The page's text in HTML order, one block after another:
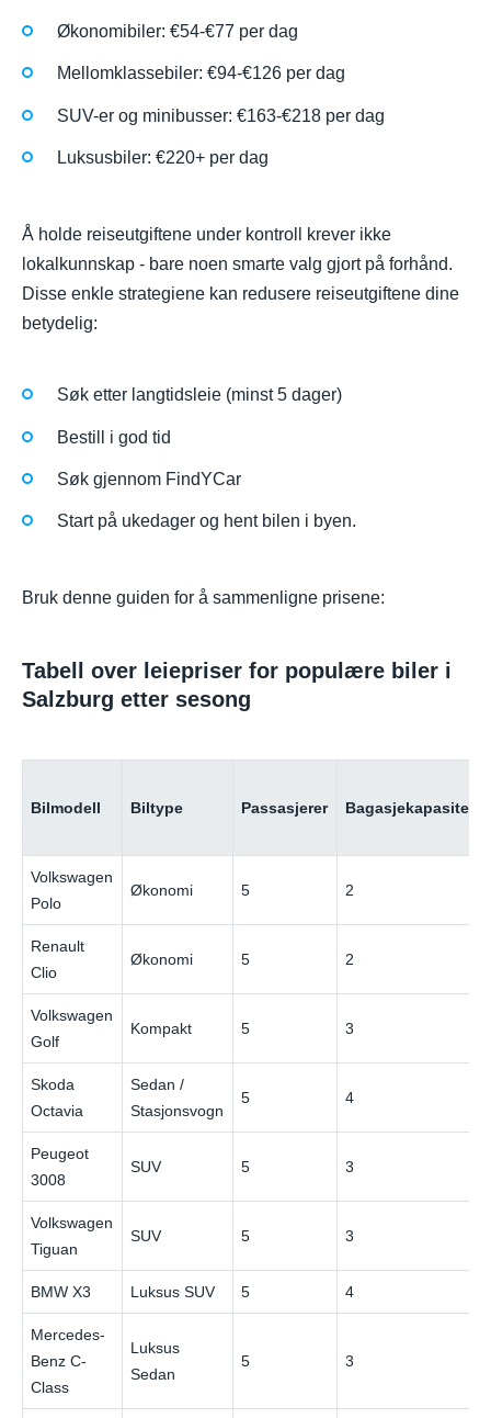
Økonomibiler: €54-€77 per dag
Mellomklassebiler: €94-€126 per dag
SUV-er og minibusser: €163-€218 per dag
Luksusbiler: €220+ per dag
Å holde reiseutgiftene under kontroll krever ikke
lokalkunnskap - bare noen smarte valg gjort på forhånd.
Disse enkle strategiene kan redusere reiseutgiftene dine
betydelig:
Søk etter langtidsleie (minst 5 dager)
Bestill i god tid
Søk gjennom FindYCar
Start på ukedager og hent bilen i byen.
Bruk denne guiden for å sammenligne prisene:
Tabell over leiepriser for populære biler i
Salzburg etter sesong
Bilmodell Biltype Passasjerer Bagasjekapasitet
Volkswagen
Polo
Økonomi 5 2
Renault
Clio
Økonomi 5 2
Volkswagen
Golf
Kompakt 5 3
Skoda
Octavia
Sedan /
Stasjonsvogn
5 4
Peugeot
3008
SUV 5 3
Volkswagen
Tiguan
SUV 5 3
BMW X3 Luksus SUV 5 4
Mercedes-
Benz C-
Class
Luksus
Sedan
5 3